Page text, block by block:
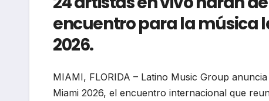
encuentro para la música
2026.
MIAMI, FLORIDA – Latino Music Group
Miami 2026, el encuentro internacional que